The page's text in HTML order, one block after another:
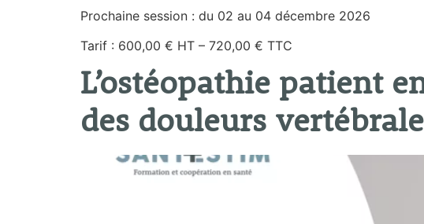
Prochaine session : du 02 au 04 décembre 2026
Tarif : 600,00 € HT – 720,00 € TTC
L’ostéopathie patient
des douleurs